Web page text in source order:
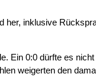
inklusive
Ein 0:0 dürfte es
weigerten den